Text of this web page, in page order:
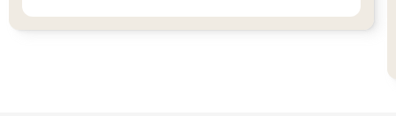
了，於是該女子便開始辦理簽證、機票、保險事宜。很快的，他
就踏上前往金三角的旅程，抵達與緬甸、泰國接壤的寮國邊境。